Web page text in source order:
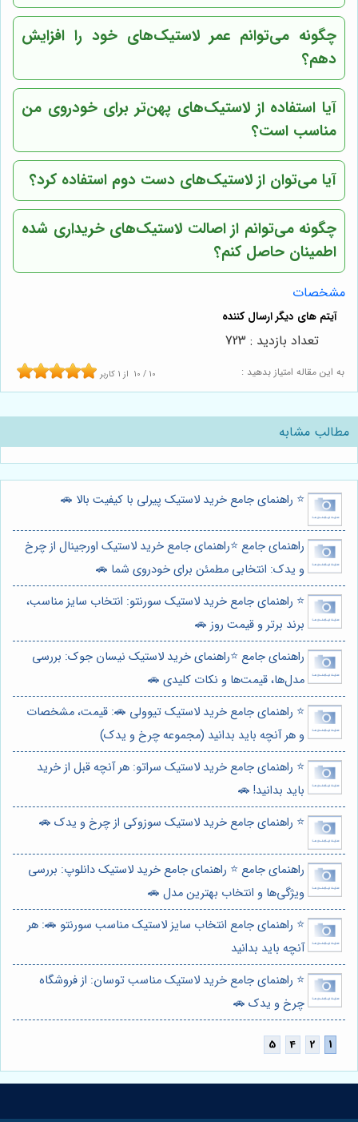
چگونه می‌توانم عمر لاستیک‌های خود را افزایش
دهم؟
آیا استفاده از لاستیک‌های پهن‌تر برای خودروی من
مناسب است؟
آیا می‌توان از لاستیک‌های دست دوم استفاده کرد؟
چگونه می‌توانم از اصالت لاستیک‌های خریداری شده
اطمینان حاصل کنم؟
مشخصات
به این مقاله امتیاز بدهید : 10 / 10 از 1 کاربر
تعداد بازدید : 723
مطالب مشابه
⭐️ راهنمای جامع خرید لاستیک پیرلی با کیفیت بالا 🚗
راهنمای جامع ⭐️راهنمای جامع خرید لاستیک اورجینال از چرخ
و یدک: انتخابی مطمئن برای خودروی شما 🚗
⭐️ راهنمای جامع خرید لاستیک سورنتو: انتخاب سایز مناسب،
برند برتر و قیمت روز 🚗
راهنمای جامع ⭐️راهنمای خرید لاستیک نیسان جوک: بررسی
مدل‌ها، قیمت‌ها و نکات کلیدی 🚗
⭐️ راهنمای جامع خرید لاستیک تیوولی 🚗: قیمت، مشخصات
و هر آنچه باید بدانید (مجموعه چرخ و یدک)
⭐️ راهنمای جامع خرید لاستیک سراتو: هر آنچه قبل از خرید
باید بدانید! 🚗
⭐️ راهنمای جامع خرید لاستیک سوزوکی از چرخ و یدک 🚗
راهنمای جامع ⭐️ راهنمای جامع خرید لاستیک دانلوپ: بررسی
ویژگی‌ها و انتخاب بهترین مدل 🚗
⭐️ راهنمای جامع انتخاب سایز لاستیک مناسب سورنتو 🚗: هر
آنچه باید بدانید
⭐️ راهنمای جامع خرید لاستیک مناسب توسان: از فروشگاه
چرخ و یدک 🚗